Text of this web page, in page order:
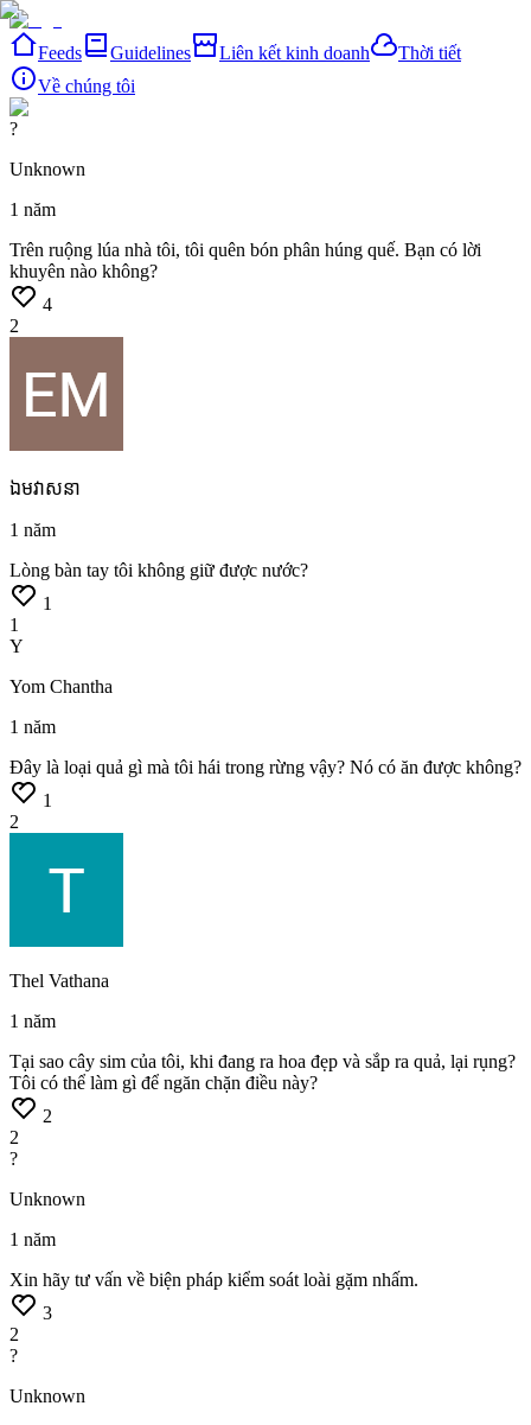
Feeds Guidelines Liên kết kinh doanh
Thời tiết
Về chúng tôi
?
Unknown
1 năm
Trên ruộng lúa nhà tôi, tôi quên bón phân húng quế. Bạn có lời
khuyên nào không?
4
2
ឯម​វាសនា
1 năm
Lòng bàn tay tôi không giữ được nước?
1
1
Y
Yom Chantha
1 năm
Đây là loại quả gì mà tôi hái trong rừng vậy? Nó có ăn được không?
1
2
Thel Vathana
1 năm
Tại sao cây sim của tôi, khi đang ra hoa đẹp và sắp ra quả, lại rụng?
Tôi có thể làm gì để ngăn chặn điều này?
2
2
?
Unknown
1 năm
Xin hãy tư vấn về biện pháp kiểm soát loài gặm nhấm.
3
2
?
Unknown